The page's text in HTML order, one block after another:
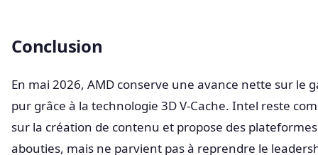
Conclusion
En mai 2026, AMD conserve une avance nette sur le
pur grâce à la technologie 3D V-Cache. Intel reste
sur la création de contenu et propose des
abouties, mais ne parvient pas à reprendre le